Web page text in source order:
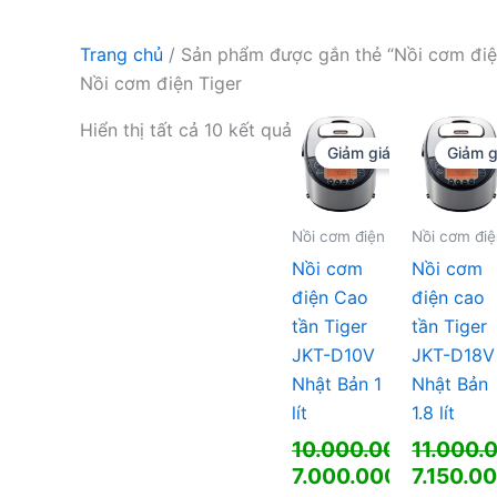
Trang chủ / Sản phẩm được gắn thẻ “Nồi cơm
Nồi cơm điện Tiger
Hiển thị tất cả 10 kết quả
Giảm giá!
Nồi cơm điện
Nồi cơm
điện Cao
tần Tiger
JKT-D10V
Nhật Bản 1
lít
10.000.000₫
Giá
7.000.000
₫
Giảm
Nồi cơm
Nồi cơm
điện cao
tần Tiger
JKT-D18V
Nhật Bản
1.8 lít
Giá